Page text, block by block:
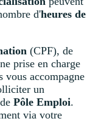
d'heures de
(CPF), de
prise en charge
accompagne
un
Pôle Emploi.
via votre